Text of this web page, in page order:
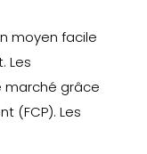
moyen facile
Les
marché grâce
(FCP). Les